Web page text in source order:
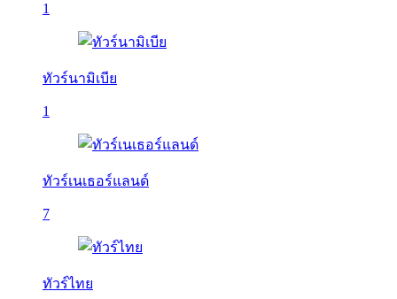
1
ทัวร์นามิเบีย
1
ทัวร์เนเธอร์แลนด์
7
ทัวร์ไทย